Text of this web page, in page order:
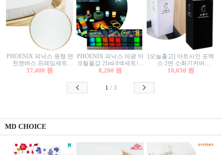
PHOENIX 피닉스 원형 면
천캔버스 프레임세트
40cm/원형캔버스/플로팅
37,400 원
PHOENIX 피닉스 야광 아
크릴물감 21ml 8색세트/야
광물감
8,200 원
[오늘출고] 아트사인 포멕
스 2면 소화기커버
1470/1471/소화기커버/소
함/소화기거치대/소화기
16,650 원
1 / 3
MD CHOICE